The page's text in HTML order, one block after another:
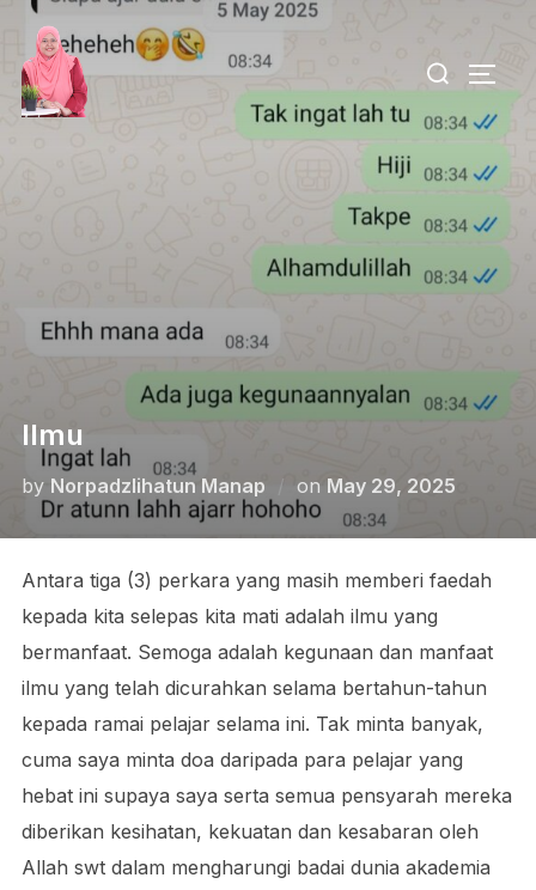
Ilmu
by Norpadzlihatun Manap on May 29, 2025
Antara tiga (3) perkara yang masih memberi faedah
kepada kita selepas kita mati adalah ilmu yang
bermanfaat. Semoga adalah kegunaan dan manfaat
ilmu yang telah dicurahkan selama bertahun-tahun
kepada ramai pelajar selama ini. Tak minta banyak,
cuma saya minta doa daripada para pelajar yang
hebat ini supaya saya serta semua pensyarah mereka
diberikan kesihatan, kekuatan dan kesabaran oleh
Allah swt dalam mengharungi badai dunia akademia